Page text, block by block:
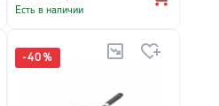
Есть в наличии
-40 %